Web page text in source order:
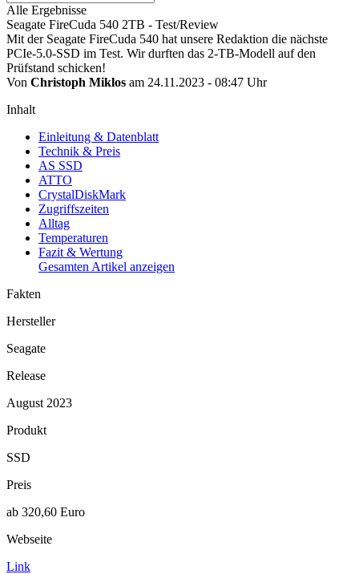
Alle Ergebnisse
Seagate FireCuda 540 2TB - Test/Review
Mit der Seagate FireCuda 540 hat unsere Redaktion die nächste
PCIe-5.0-SSD im Test. Wir durften das 2-TB-Modell auf den
Prüfstand schicken!
Von Christoph Miklos am 24.11.2023 - 08:47 Uhr
Inhalt
Einleitung & Datenblatt
Technik & Preis
AS SSD
ATTO
CrystalDiskMark
Zugriffszeiten
Alltag
Temperaturen
Fazit & Wertung
Gesamten Artikel anzeigen
Fakten
Hersteller
Seagate
Release
August 2023
Produkt
SSD
Preis
ab 320,60 Euro
Webseite
Link